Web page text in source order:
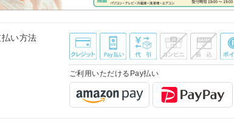
い方法
ご利用いただけるPay払い